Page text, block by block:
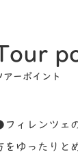
アーポイント
ィレンツェ
をゆったりと